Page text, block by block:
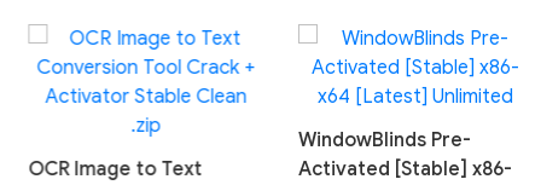
OCR Image to Text
WindowBlinds Pre-
Activated [Stable] x86-